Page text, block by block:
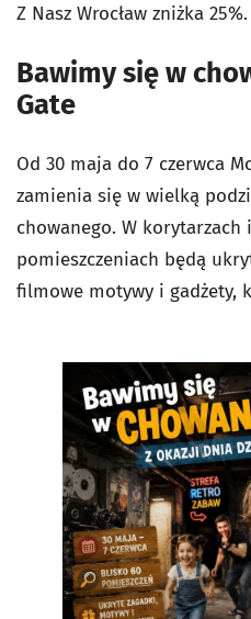
Z Nasz Wrocław zniżka 25%.
Bawimy się w
Gate
Od 30 maja do 7 czerwca
zamienia się w wielką
chowanego. W korytarzach
pomieszczeniach będą
filmowe motywy i gadżety,